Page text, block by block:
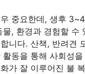
중요한데, 생후
물, 환경과 경험할 수
니다. 산책, 반려견
활동을 통해 사회성
가 잘 이루어진 불